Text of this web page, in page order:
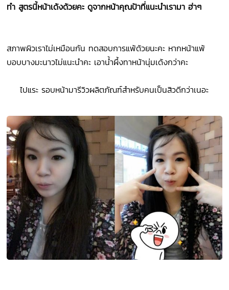
ทำ สูตรนี้หน้าเด้งด้วยคะ ดูจากหน้าคุณป้าที่แนะนำเรามา ฮ่าๆ
สภาพผิวเราไม่เหมือนกัน ทดสอบการแพ้ด้วยนะคะ หากหน้าแพ้
บอบบางมะนาวไม่แนะนำคะ เอาน้ำผึ้งทาหน้านุ่มเด้งกว่าคะ
ไปแระ รอบหน้ามารีวิวผลิตภัณฑ์สำหรับคนเป็นสิวดีกว่าเนอะ